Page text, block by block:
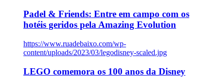
Padel & Friends: Entre em campo com os
hotéis geridos pela Amazing Evolution
https://www.ruadebaixo.com/wp-
content/uploads/2023/03/legodisney-scaled.jpg
LEGO comemora os 100 anos da Disney